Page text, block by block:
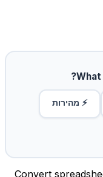
What
⚡ מהירות
Convert